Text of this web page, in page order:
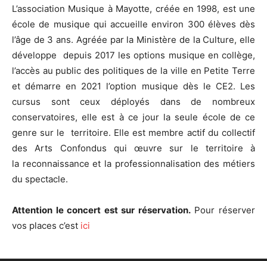
L’association Musique à Mayotte, créée en 1998, est une
école de musique qui accueille environ 300 élèves dès
l’âge de 3 ans. Agréée par la Ministère de la Culture, elle
développe depuis 2017 les options musique en collège,
l’accès au public des politiques de la ville en Petite Terre
et démarre en 2021 l’option musique dès le CE2. Les
cursus sont ceux déployés dans de nombreux
conservatoires, elle est à ce jour la seule école de ce
genre sur le territoire. Elle est membre actif du collectif
des Arts Confondus qui œuvre sur le territoire à
la reconnaissance et la professionnalisation des métiers
du spectacle.
Attention le concert est sur réservation.Pour réserver
vos places c’est ici